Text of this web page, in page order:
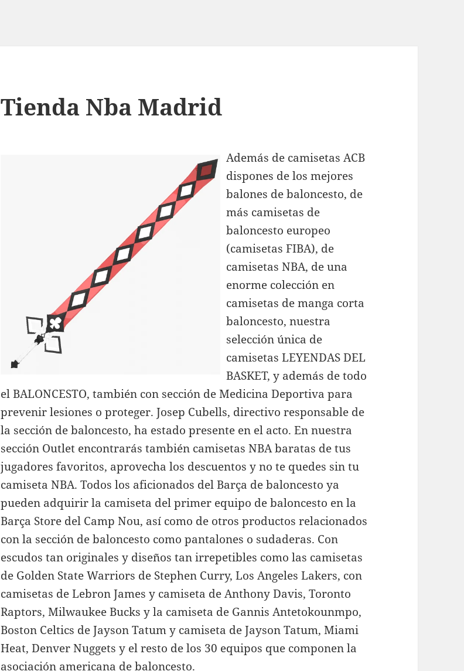
Tienda Nba Madrid
Además de camisetas ACB
dispones de los mejores
balones de baloncesto, de
más camisetas de
baloncesto europeo
(camisetas FIBA), de
camisetas NBA, de una
enorme colección en
camisetas de manga corta
baloncesto, nuestra
selección única de
camisetas LEYENDAS DEL
BASKET, y además de todo
el BALONCESTO, también con sección de Medicina Deportiva para
prevenir lesiones o proteger. Josep Cubells, directivo responsable de
la sección de baloncesto, ha estado presente en el acto. En nuestra
sección Outlet encontrarás también camisetas NBA baratas de tus
jugadores favoritos, aprovecha los descuentos y no te quedes sin tu
camiseta NBA. Todos los aficionados del Barça de baloncesto ya
pueden adquirir la camiseta del primer equipo de baloncesto en la
Barça Store del Camp Nou, así como de otros productos relacionados
con la sección de baloncesto como pantalones o sudaderas. Con
escudos tan originales y diseños tan irrepetibles como las camisetas
de Golden State Warriors de Stephen Curry, Los Angeles Lakers, con
camisetas de Lebron James y camiseta de Anthony Davis, Toronto
Raptors, Milwaukee Bucks y la camiseta de Gannis Antetokounmpo,
Boston Celtics de Jayson Tatum y camiseta de Jayson Tatum, Miami
Heat, Denver Nuggets y el resto de los 30 equipos que componen la
asociación americana de baloncesto.